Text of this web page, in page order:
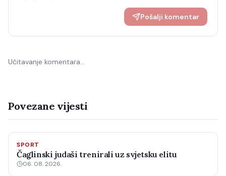
Pošalji komentar
Učitavanje komentara…
Povezane vijesti
SPORT
Čaglinski judaši trenirali uz svjetsku elitu
06. 08. 2026.